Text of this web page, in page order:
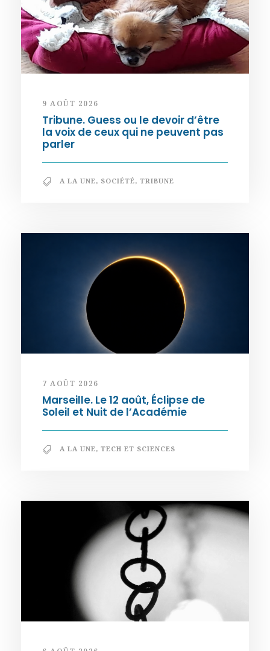
9 AOÛT 2026
Tribune. Guess ou le devoir d’être
la voix de ceux qui ne peuvent pas
parler
A LA UNE, SOCIÉTÉ, TRIBUNE
7 AOÛT 2026
Marseille. Le 12 août, Éclipse de
Soleil et Nuit de l’Académie
A LA UNE, TECH ET SCIENCES